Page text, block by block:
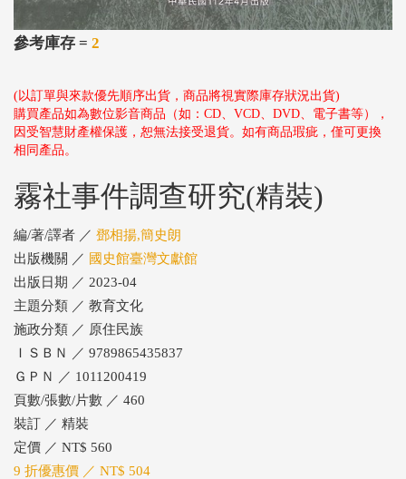
參考庫存 = 2
(以訂單與來款優先順序出貨，商品將視實際庫存狀況出貨)
購買產品如為數位影音商品（如：CD、VCD、DVD、電子書等），
因受智慧財產權保護，恕無法接受退貨。如有商品瑕疵，僅可更換
相同產品。
霧社事件調查研究(精裝)
編/著/譯者 ／ 鄧相揚,簡史朗
出版機關 ／ 國史館臺灣文獻館
出版日期 ／ 2023-04
主題分類 ／ 教育文化
施政分類 ／ 原住民族
ＩＳＢＮ ／ 9789865435837
ＧＰＮ ／ 1011200419
頁數/張數/片數 ／ 460
裝訂 ／ 精裝
定價 ／ NT$ 560
9 折優惠價 ／ NT$ 504